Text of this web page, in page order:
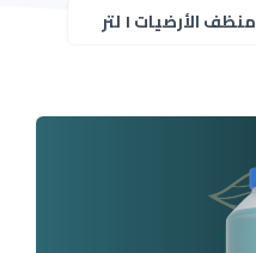
منظف الأرضيات ١ لتر